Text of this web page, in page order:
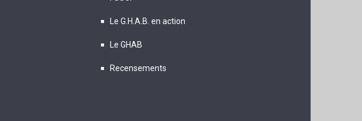
Le G.H.A.B. en action
Le GHAB
Recensements